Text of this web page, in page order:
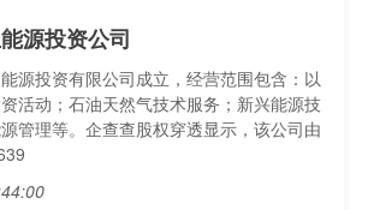
源投资公司
源投资有限公司成立，经营范围包含：以
活动；石油天然气技术服务；新兴能源技
管理等。企查查股权穿透显示，该公司由